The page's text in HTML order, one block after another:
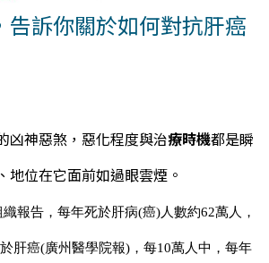
告訴你關於如何對抗肝癌
凶神惡煞，惡化程度與治療時機都是瞬
地位在它面前如過眼雲煙。
報告，每年死於肝病(癌)人數約62萬人，
肝癌(廣州醫學院報)，每10萬人中，每年